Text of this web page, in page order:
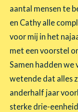
aantal mensen te
en Cathy alle
voor mij in het
met een voorstel
Samen hadden
wetende dat alles
anderhalf jaar
sterke drie-